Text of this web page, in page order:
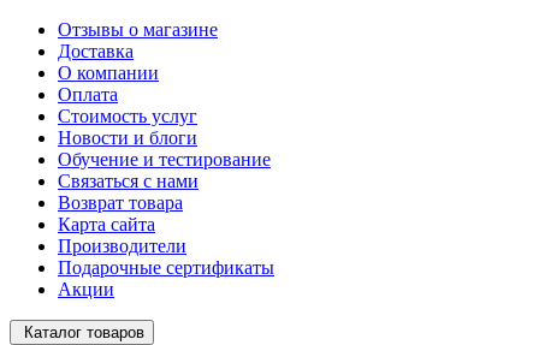
Отзывы о магазине
Доставка
О компании
Оплата
Стоимость услуг
Новости и блоги
Обучение и тестирование
Связаться с нами
Возврат товара
Карта сайта
Производители
Подарочные сертификаты
Акции
Каталог товаров